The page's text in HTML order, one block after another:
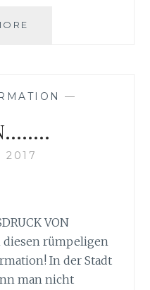
—
2017
VON
diesen rümpeligen
In der Stadt
man nicht